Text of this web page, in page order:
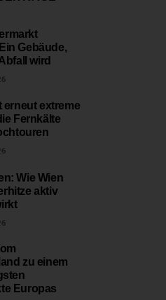
Gebäude,
wird
erneut extreme
Fernkälte
Wie Wien
aktiv
zu einem
Europas